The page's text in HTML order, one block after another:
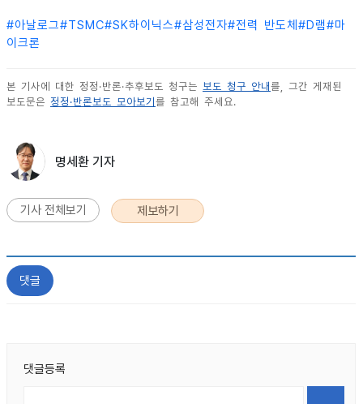
#아날로그#TSMC#SK하이닉스#삼성전자#전력 반도체 #D램#마
이크론
본 기사에 대한 정정·반론·추후보도 청구는 보도 청구 안내를, 그간 게재된
보도문은 정정·반론보도 모아보기를 참고해 주세요.
명세환 기자
기사 전체보기 제보하기
댓글
댓글등록